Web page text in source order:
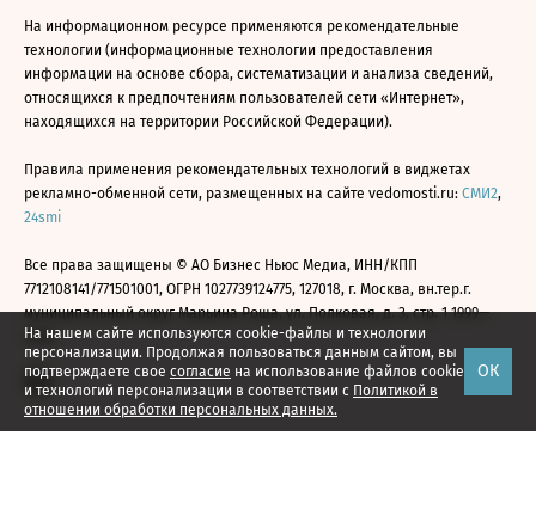
На нашем сайте используются cookie-файлы и технологии
персонализации. Продолжая пользоваться данным сайтом, вы
подтверждаете свое согласие на использование файлов cookie
и технологий персонализации в соответствии с Политикой в
отношении обработки персональных данных.
ОК
На информационном ресурсе применяются рекомендательные
технологии (информационные технологии предоставления
информации на основе сбора, систематизации и анализа сведений,
относящихся к предпочтениям пользователей сети «Интернет»,
находящихся на территории Российской Федерации).
Правила применения рекомендательных технологий в виджетах
рекламно-обменной сети, размещенных на сайте vedomosti.ru: СМИ2,
24smi
Все права защищены © АО Бизнес Ньюс Медиа, ИНН/КПП
7712108141/771501001, ОГРН 1027739124775, 127018, г. Москва, вн.тер.г.
муниципальный округ Марьина Роща, ул. Полковая, д. 3, стр. 1 1999—
2026